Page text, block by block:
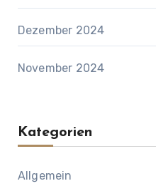
Dezember 2024
November 2024
Kategorien
Allgemein